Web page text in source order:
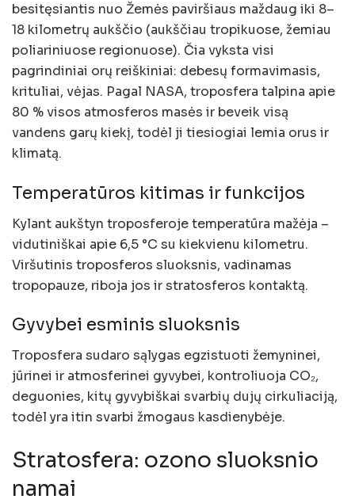
besitęsiantis nuo Žemės paviršiaus maždaug iki 8–
18 kilometrų aukščio (aukščiau tropikuose, žemiau
poliariniuose regionuose). Čia vyksta visi
pagrindiniai orų reiškiniai: debesų formavimasis,
krituliai, vėjas. Pagal NASA, troposfera talpina apie
80 % visos atmosferos masės ir beveik visą
vandens garų kiekį, todėl ji tiesiogiai lemia orus ir
klimatą.
Temperatūros kitimas ir funkcijos
Kylant aukštyn troposferoje temperatūra mažėja –
vidutiniškai apie 6,5 °C su kiekvienu kilometru.
Viršutinis troposferos sluoksnis, vadinamas
tropopauze, riboja jos ir stratosferos kontaktą.
Gyvybei esminis sluoksnis
Troposfera sudaro sąlygas egzistuoti žemyninei,
jūrinei ir atmosferinei gyvybei, kontroliuoja CO₂,
deguonies, kitų gyvybiškai svarbių dujų cirkuliaciją,
todėl yra itin svarbi žmogaus kasdienybėje.
Stratosfera: ozono sluoksnio
namai